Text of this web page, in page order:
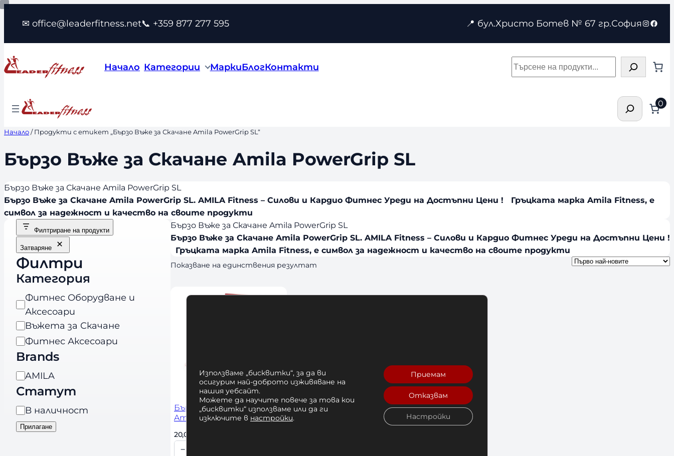
Към
съдържанието
✉ office@leaderfitness.net📞 +359 877 277 595 📍 бул.Христо Ботев № 67 гр.София
Начало Категории МаркиБлогКонтакти Търсене
Търсене0
Начало/ Продукти с етикет „Бързо Въже за Скачане Amila PowerGrip SL“
Бързо Въже за Скачане Amila PowerGrip SL
Бързо Въже за Скачане Amila PowerGrip SL
Бързо Въже за Скачане Amila PowerGrip SL. AMILA Fitness – Силови и Кардио Фитнес Уреди на Достъпни Цени ! Гръцката марка Amila Fitness, е
символ за надежност и качество на своите продукти
Филтриране на продукти
Затваряне
Филтри
Категория
а
т
е
г
р
и
я
Фитнес Оборудване и
Аксесоари
Въжета за Скачане
Фитнес Аксесоари
Brands
B
r
n
d
AMILA
Статут
Н
а
В наличност
Прилагане
Бързо Въже за Скачане Amila PowerGrip SL
Бързо Въже за Скачане Amila PowerGrip SL. AMILA Fitness – Силови и Кардио Фитнес Уреди на Достъпни Цени !
Гръцката марка Amila Fitness, е символ за надежност и качество на своите продукти
Показване на единствения резултат
Бързо Въже за Скачане
Amila PowerGrip SL
20,00
−
Използваме „бисквитки“, за да ви
осигурим най-доброто изживяване на
нашия уебсайт.
Можете да научите повече за това кои
„бисквитки“ използваме или да ги
изключите в настройки.
Приемам
Отказвам
Настройки